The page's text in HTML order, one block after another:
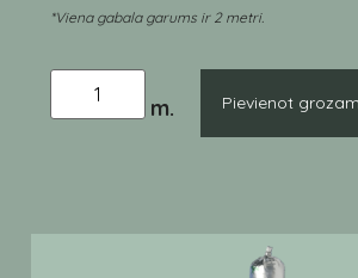
*Viena gabala garums ir 2 metri.
Pievienot grozam